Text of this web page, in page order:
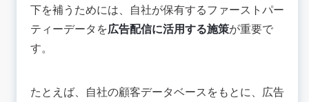
下を補うためには、自社が保有するファーストパー
ティーデータを広告配信に活用する施策が重要で
す。
たとえば、自社の顧客データベースをもとに、広告